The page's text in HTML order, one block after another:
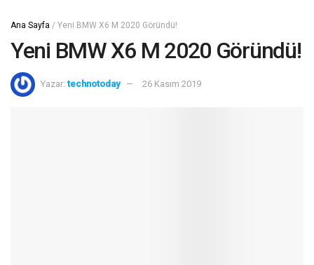
Ana Sayfa / Yeni BMW X6 M 2020 Göründü!
Yeni BMW X6 M 2020 Göründü!
Yazar: technotoday 26 Kasım 2019